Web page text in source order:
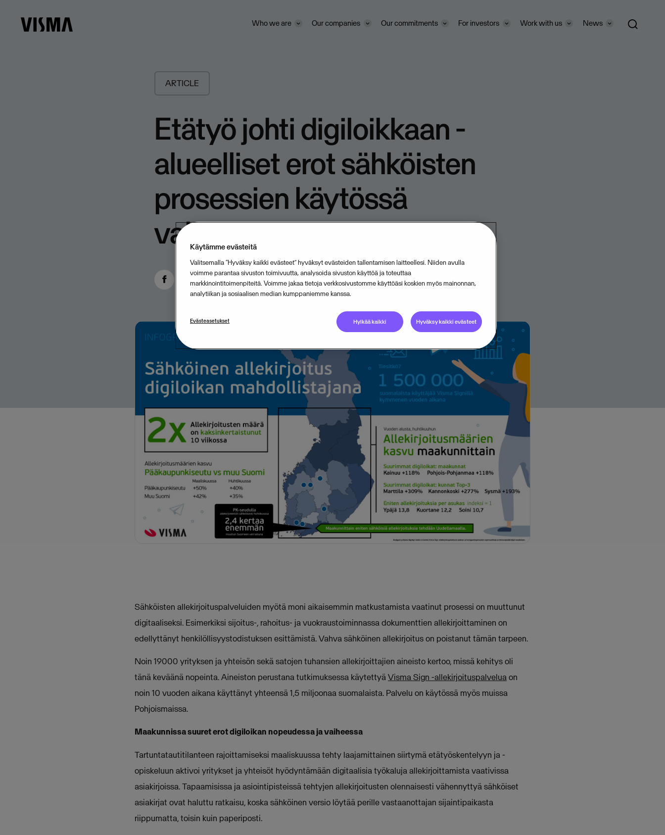
Who we are Our companies Our commitments For investors Work with us News
ARTICLE
Etätyö johti digiloikkaan -
alueelliset erot sähköisten
prosessien käytössä
valtavat
MAY 26, 20204MIN READ
Sähköisten allekirjoituspalveluiden myötä moni aikaisemmin matkustamista vaatinut prosessi on muuttunut
digitaaliseksi. Esimerkiksi sijoitus-, rahoitus- ja vuokraustoiminnassa dokumenttien allekirjoittaminen on
edellyttänyt henkilöllisyystodistuksen esittämistä. Vahva sähköinen allekirjoitus on poistanut tämän tarpeen.
Noin 19000 yrityksen ja yhteisön sekä satojen tuhansien allekirjoittajien aineisto kertoo, missä kehitys oli
tänä keväänä nopeinta. Aineiston perustana tutkimuksessa käytettyäVisma Sign -allekirjoituspalveluaon
noin 10 vuoden aikana käyttänyt yhteensä 1,5 miljoonaa suomalaista. Palvelu on käytössä myös muissa
Pohjoismaissa.
Maakunnissa suuret erot digiloikan nopeudessa ja vaiheessa
Tartuntatautitilanteen rajoittamiseksi maaliskuussa tehty laajamittainen siirtymä etätyöskentelyyn ja -
opiskeluun aktivoi yritykset ja yhteisöt hyödyntämään digitaalisia työkaluja allekirjoittamista vaativissa
asiakirjoissa. Tapaamisissa ja asiointipisteissä tehtyjen allekirjoitusten olennaisesti vähennyttyä sähköiset
asiakirjat ovat haluttu ratkaisu, koska sähköinen versio löytää perille vastaanottajan sijaintipaikasta
riippumatta, toisin kuin paperiposti.
Käytämme evästeitä
Valitsemalla “Hyväksy kaikki evästeet” hyväksyt evästeiden tallentamisen laitteellesi. Niiden avulla
voimme parantaa sivuston toimivuutta, analysoida sivuston käyttöä ja toteuttaa
markkinointitoimenpiteitä. Voimme jakaa tietoja verkkosivustomme käyttöäsi koskien myös mainonnan,
analytiikan ja sosiaalisen median kumppaniemme kanssa.
Evästeasetukset Hylkää kaikki Hyväksy kaikki evästeet